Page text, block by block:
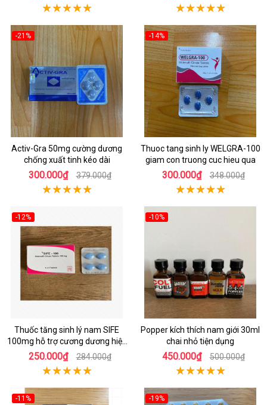
-21%
Activ-Gra 50mg cường dương
chống xuất tinh kéo dài
300.000₫ 379.000₫
-14%
Thuoc tang sinh ly WELGRA-100
giam con truong cuc hieu qua
300.000₫ 348.000₫
-12%
Thuốc tăng sinh lý nam SIFE
100mg hỗ trợ cương dương hiệu
quả
250.000₫ 284.000₫
-10%
Popper kích thích nam giới 30ml
chai nhỏ tiện dụng
450.000₫ 500.000₫
-11% -19%